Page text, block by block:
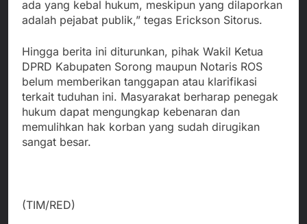
ada yang kebal hukum, meskipun yang dilaporkan
adalah pejabat publik,” tegas Erickson Sitorus.
Hingga berita ini diturunkan, pihak Wakil Ketua
DPRD Kabupaten Sorong maupun Notaris ROS
belum memberikan tanggapan atau klarifikasi
terkait tuduhan ini. Masyarakat berharap penegak
hukum dapat mengungkap kebenaran dan
memulihkan hak korban yang sudah dirugikan
sangat besar.
(TIM/RED)